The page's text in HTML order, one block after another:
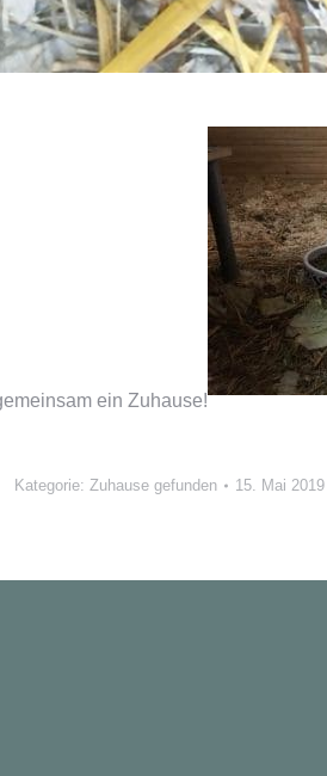
ein Zuhause!
Kategorie: Zuhause gefunden 15. Mai 2019